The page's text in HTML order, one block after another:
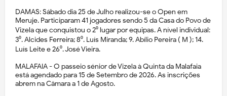
DAMAS: Sábado dia 25 de Julho realizou-se o Open em
Meruje. Participaram 41 jogadores sendo 5 da Casa do Povo de
Vizela que conquistou o 2⁰ lugar por equipas. A nível individual:
3⁰. Alcides Ferreira; 8⁰. Luís Miranda; 9. Abílio Pereira ( M ); 14.
Luís Leite e 26⁰. José Vieira.
MALAFAIA - O passeio sénior de Vizela à Quinta da Malafaia
está agendado para 15 de Setembro de 2026. As inscrições
abrem na Câmara a 1 de Agosto.